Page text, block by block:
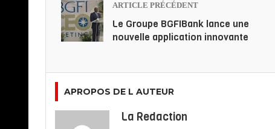
ARTICLE PRÉCÉDENT
Le Groupe BGFIBank lance une
nouvelle application innovante
APROPOS DE L AUTEUR
La Redaction